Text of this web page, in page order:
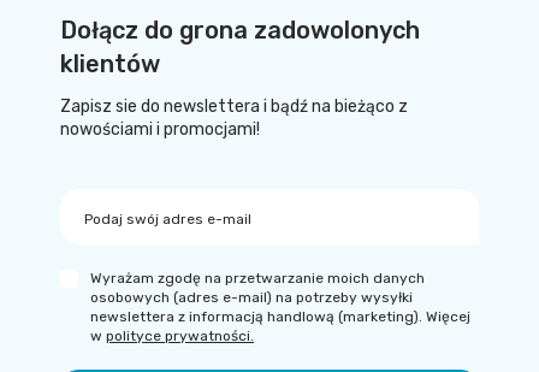
Dołącz do grona zadowolonych
klientów
Zapisz sie do newslettera i bądź na bieżąco z
nowościami i promocjami!
Podaj swój adres e-mail
Wyrażam zgodę na przetwarzanie moich danych
osobowych (adres e-mail) na potrzeby wysyłki
newslettera z informacją handlową (marketing). Więcej
w polityce prywatności.